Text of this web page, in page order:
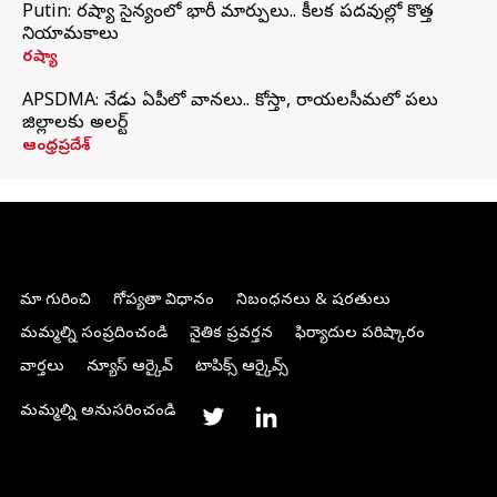
Putin: రష్యా సైన్యంలో భారీ మార్పులు.. కీలక పదవుల్లో కొత్త
నియామకాలు
రష్యా
APSDMA: నేడు ఏపీలో వానలు.. కోస్తా, రాయలసీమలో పలు
జిల్లాలకు అలర్ట్
ఆంధ్రప్రదేశ్
మా గురించి గోప్యతా విధానం
నిబంధనలు & షరతులు
మమ్మల్ని సంప్రదించండి
నైతిక ప్రవర్తన
ఫిర్యాదుల పరిష్కారం
వార్తలు
న్యూస్ ఆర్కైవ్ టాపిక్స్ ఆర్కైవ్స్
మమ్మల్ని అనుసరించండి